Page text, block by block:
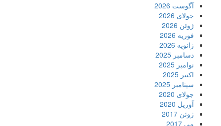
آگوست 2026
جولای 2026
ژوئن 2026
فوریه 2026
ژانویه 2026
دسامبر 2025
نوامبر 2025
اکتبر 2025
سپتامبر 2025
جولای 2020
آوریل 2020
ژوئن 2017
می 2017